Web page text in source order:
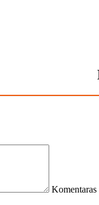
Komentaras